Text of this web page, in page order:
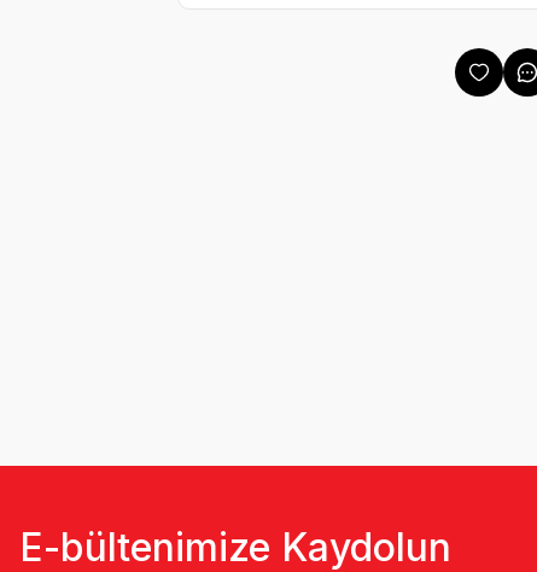
E-bültenimize Kaydolun